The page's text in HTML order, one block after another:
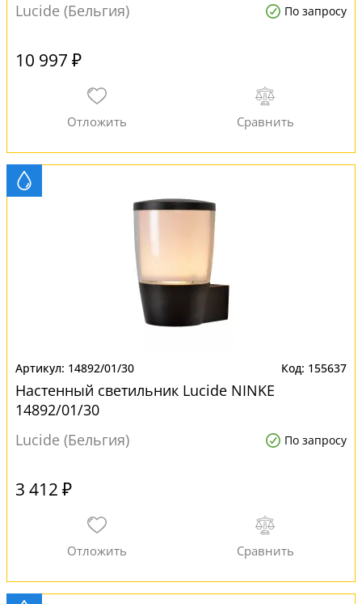
Lucide (Бельгия)
По запросу
10 997 ₽
14892/01/30 155637
Настенный светильник Lucide NINKE
14892/01/30
Lucide (Бельгия)
По запросу
3 412 ₽